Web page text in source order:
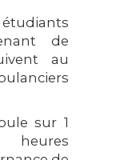
de
au
sur 1